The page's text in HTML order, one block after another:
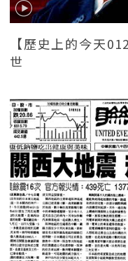
【歷史上的今天
世